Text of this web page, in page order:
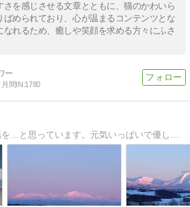
を感じさせる文章とともに、猫のかわいら
ばめられており、心が温まるコンテンツとな
なれるため、癒しや笑顔を求める方々にふさ
月間IN:1780